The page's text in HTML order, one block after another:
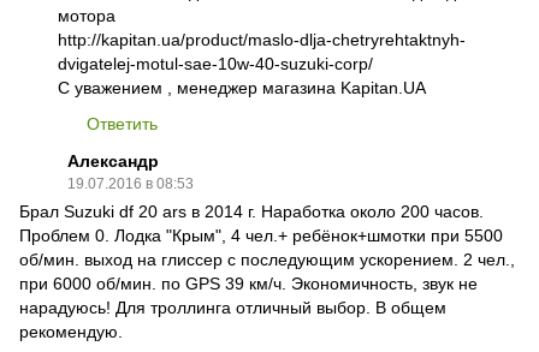
мотора
http://kapitan.ua/product/maslo-dlja-chetryrehtaktnyh-
dvigatelej-motul-sae-10w-40-suzuki-corp/
С уважением , менеджер магазина Kapitan.UA
Ответить
Александр
19.07.2016 в 08:53
Брал Suzuki df 20 ars в 2014 г. Наработка около 200 часов.
Проблем 0. Лодка "Крым", 4 чел.+ ребёнок+шмотки при 5500
об/мин. выход на глиссер с последующим ускорением. 2 чел.,
при 6000 об/мин. по GPS 39 км/ч. Экономичность, звук не
нарадуюсь! Для троллинга отличный выбор. В общем
рекомендую.